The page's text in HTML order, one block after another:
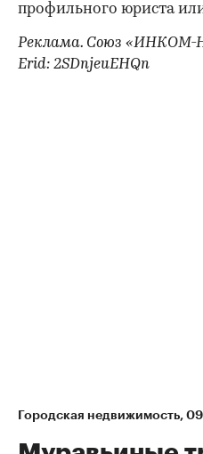
профильного юриста
Реклама. Союз «ИНКОМ-
Erid: 2SDnjeuEHQn
Городская недвижимость 09